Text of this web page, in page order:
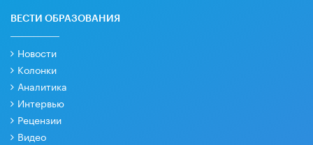
ВЕСТИ ОБРАЗОВАНИЯ
Новости
Колонки
Аналитика
Интервью
Рецензии
Видео